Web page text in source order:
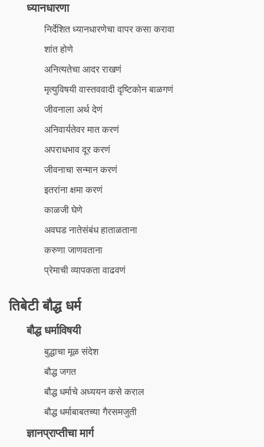
ध्यानधारणा
निर्देशित ध्यानधारणेचा वापर कसा करावा
शांत होणे
अनित्यतेचा आदर राखणं
मृत्युविषयी वास्तववादी दृष्टिकोन बाळगणं
जीवनाला अर्थ देणं
अनिवार्यतेवर मात करणं
अपराधभाव दूर करणं
जीवनाचा सन्मान करणं
इतरांना क्षमा करणं
काळजी घेणे
अवघड नातेसंबंध हाताळताना
करुणा जाणवताना
प्रेमाची व्यापकता वाढवणं
तिबेटी बौद्ध धर्म
बौद्ध धर्माविषयी
बुद्धाचा मूळ संदेश
बौद्ध जगत
बौद्ध धर्माचे अध्ययन कसे कराल
बौद्ध धर्माबाबतच्या गैरसमजुती
ज्ञानप्राप्तीचा मार्ग